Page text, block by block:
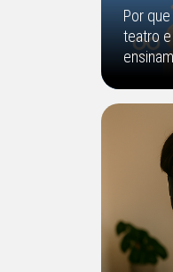
Por
teatro